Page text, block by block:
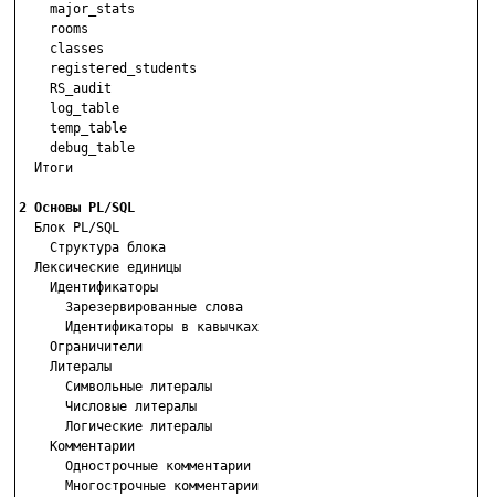
    major_stats
    rooms
    classes
    registered_students
    RS_audit
    log_table
    temp_table
    debug_table
  Итоги
2 Основы PL/SQL
Блок PL/SQL
    Структура блока
  Лексические единицы
    Идентификаторы
      Зарезервированные слова
      Идентификаторы в кавычках
    Ограничители
    Литералы
      Символьные литералы
      Числовые литералы
      Логические литералы
    Комментарии
      Однострочные комментарии
      Многострочные комментарии